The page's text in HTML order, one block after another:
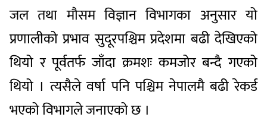
जल तथा मौसम विज्ञान विभागका अनुसार यो
प्रणालीको प्रभाव सुदूरपश्चिम प्रदेशमा बढी देखिएको
थियो र पूर्वतर्फ जाँदा क्रमशः कमजोर बन्दै गएको
थियो । त्यसैले वर्षा पनि पश्चिम नेपालमै बढी रेकर्ड
भएको विभागले जनाएको छ ।